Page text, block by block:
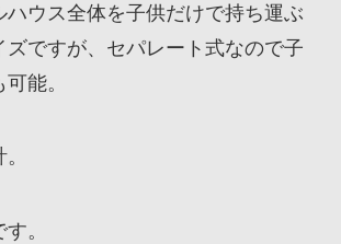
ハウス全体を子供だけで持ち運ぶ
ズですが、セパレート式なので子
能。
。